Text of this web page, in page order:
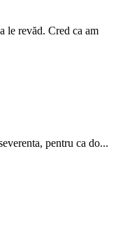
le revăd. Cred ca am
pentru ca do...